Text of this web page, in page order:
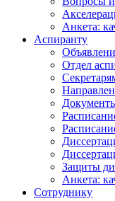
Анкета:
Аспиранту
Отдел
Защиты
Анкета:
Сотруднику